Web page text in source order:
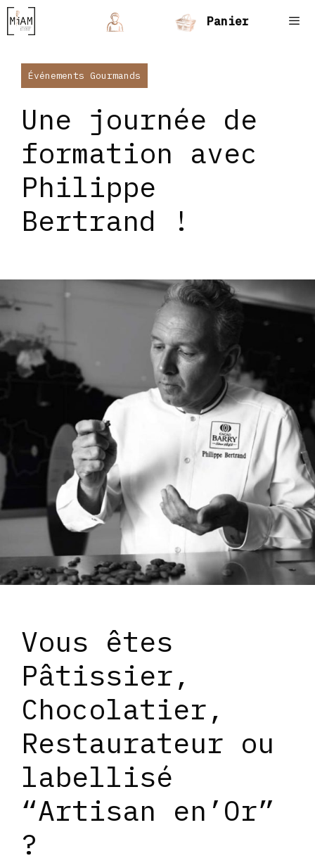
Aller
au
contenu
Panier
Événements Gourmands
Une journée de
formation avec
Philippe
Bertrand !
Vous êtes
Pâtissier,
Chocolatier,
Restaurateur ou
labellisé
“Artisan en’Or”
?